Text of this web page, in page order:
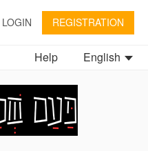
LOGIN REGISTRATION
English
Help